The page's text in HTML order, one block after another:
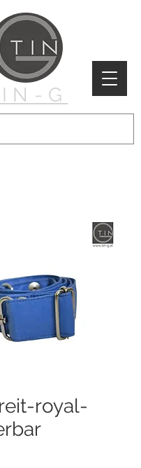
G
royal-